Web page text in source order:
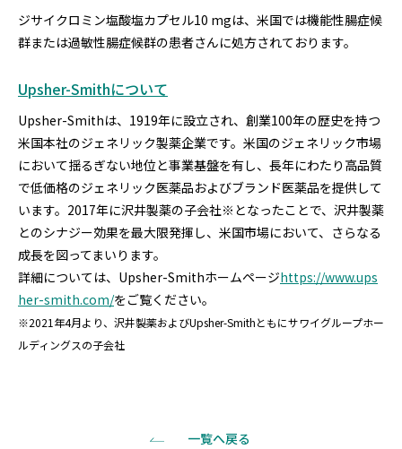
ジサイクロミン塩酸塩カプセル10 mgは、米国では機能性腸症候
群または過敏性腸症候群の患者さんに処方されております。
Upsher-Smithについて
Upsher-Smithは、1919年に設立され、創業100年の歴史を持つ
米国本社のジェネリック製薬企業です。米国のジェネリック市場
において揺るぎない地位と事業基盤を有し、長年にわたり高品質
で低価格のジェネリック医薬品およびブランド医薬品を提供して
います。2017年に沢井製薬の子会社※となったことで、沢井製薬
とのシナジー効果を最大限発揮し、米国市場において、さらなる
成長を図ってまいります。
詳細については、Upsher-Smithホームページhttps://www.ups
her-smith.com/をご覧ください。
※2021年4月より、沢井製薬およびUpsher-Smithともにサワイグループホー
ルディングスの子会社
一覧へ戻る